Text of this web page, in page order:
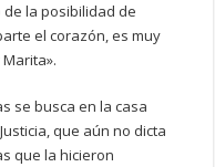
la posibilidad de
el corazón, es muy
se busca en la casa
que aún no dicta
que la hicieron